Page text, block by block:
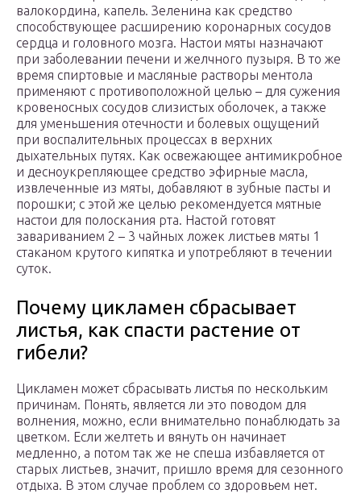
валокордина, капель. Зеленина как средство
способствующее расширению коронарных сосудов
сердца и головного мозга. Настои мяты назначают
при заболевании печени и желчного пузыря. В то же
время спиртовые и масляные растворы ментола
применяют с противоположной целью – для сужения
кровеносных сосудов слизистых оболочек, а также
для уменьшения отечности и болевых ощущений
при воспалительных процессах в верхних
дыхательных путях. Как освежающее антимикробное
и десноукрепляющее средство эфирные масла,
извлеченные из мяты, добавляют в зубные пасты и
порошки; с этой же целью рекомендуется мятные
настои для полоскания рта. Настой готовят
завариванием 2 – 3 чайных ложек листьев мяты 1
стаканом крутого кипятка и употребляют в течении
суток.
Почему цикламен сбрасывает
листья, как спасти растение от
гибели?
Цикламен может сбрасывать листья по нескольким
причинам. Понять, является ли это поводом для
волнения, можно, если внимательно понаблюдать за
цветком. Если желтеть и вянуть он начинает
медленно, а потом так же не спеша избавляется от
старых листьев, значит, пришло время для сезонного
отдыха. В этом случае проблем со здоровьем нет.